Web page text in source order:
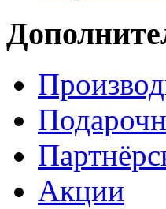
Акции